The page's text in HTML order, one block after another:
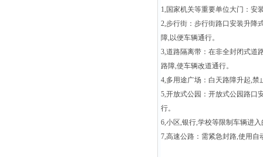
1, 国家机关等重要单位大门：安
2,步行街：步行街路口安装升降
障, 以便车辆通行。
3,道路隔离带：在非全封闭式道
路障,使车辆改道通行。
4,多用途广场：白天路障升起,禁
5,开放式公园：开放式公园路口
行。
6,小区,银行,学校等限制车辆进
7,高速公路：需紧急封路,使用自